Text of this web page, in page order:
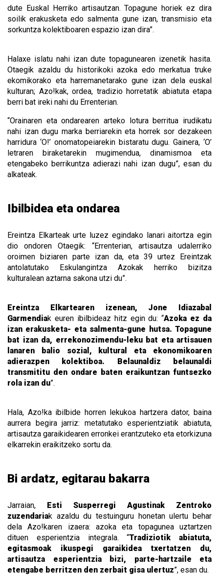
dute Euskal Herriko artisautzan. Topagune horiek ez dira
soilik erakusketa edo salmenta gune izan, transmisio eta
sorkuntza kolektiboaren espazio izan dira”.
Halaxe islatu nahi izan dute topagunearen izenetik hasita.
Otaegik azaldu du historikoki azoka edo merkatua truke
ekomikorako eta harremanetarako gune izan dela euskal
kulturan; Azo!kak, ordea, tradizio horretatik abiatuta etapa
berri bat ireki nahi du Errenterian.
“Orainaren eta ondarearen arteko lotura berritua irudikatu
nahi izan dugu marka berriarekin eta horrek sor dezakeen
harridura ‘O!’ onomatopeiarekin bistaratu dugu. Gainera, ‘O’
letraren biraketarekin mugimendua, dinamismoa eta
etengabeko berrikuntza adierazi nahi izan dugu”, esan du
alkateak.
Ibilbidea eta ondarea
Ereintza Elkarteak urte luzez egindako lanari aitortza egin
dio ondoren Otaegik: “Errenterian, artisautza udalerriko
oroimen biziaren parte izan da, eta 39 urtez Ereintzak
antolatutako Eskulangintza Azokak herriko bizitza
kulturalean aztarna sakona utzi du”.
Ereintza Elkartearen izenean, Jone Idiazabal
Garmendiak euren ibilbideaz hitz egin du: “Azoka ez da
izan erakusketa- eta salmenta-gune hutsa. Topagune
bat izan da, errekonozimendu-leku bat eta artisauen
lanaren balio sozial, kultural eta ekonomikoaren
adierazpen kolektiboa. Belaunaldiz belaunaldi
transmititu den ondare baten eraikuntzan funtsezko
rola izan du”.
Hala, Azo!ka ibilbide horren lekukoa hartzera dator, baina
aurrera begira jarriz: metatutako esperientziatik abiatuta,
artisautza garaikidearen erronkei erantzuteko eta etorkizuna
elkarrekin eraikitzeko sortu da.
Bi ardatz, egitarau bakarra
Jarraian, Esti Susperregi Agustinak Zentroko
zuzendariak azaldu du testuinguru honetan ulertu behar
dela Azo!karen izaera: azoka eta topagunea uztartzen
dituen esperientzia integrala. “Tradiziotik abiatuta,
egitasmoak ikuspegi garaikidea txertatzen du,
artisautza esperientzia bizi, parte-hartzaile eta
etengabe berritzen den zerbait gisa ulertuz”, esan du.